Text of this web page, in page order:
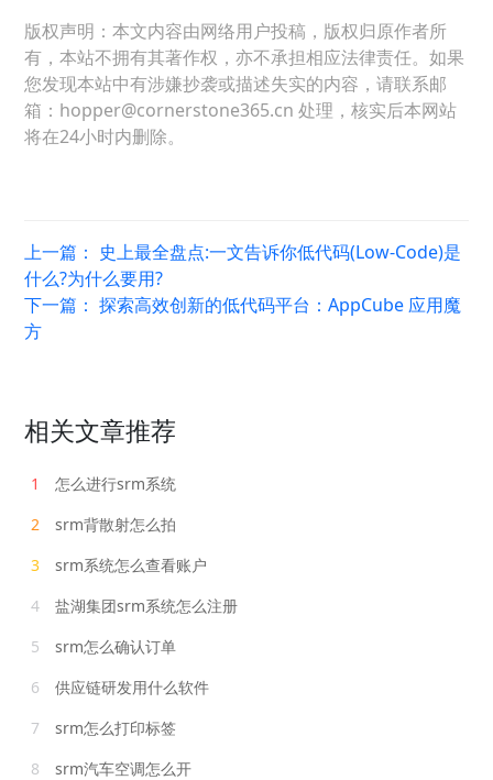
版权声明：本文内容由网络用户投稿，版权归原作者所
有，本站不拥有其著作权，亦不承担相应法律责任。如果
您发现本站中有涉嫌抄袭或描述失实的内容，请联系邮
箱：hopper@cornerstone365.cn 处理，核实后本网站
将在24小时内删除。
上一篇： 史上最全盘点:一文告诉你低代码(Low-Code)是
什么?为什么要用?
下一篇：探索高效创新的低代码平台：AppCube 应用魔
方
相关文章推荐
1
怎么进行srm系统
2
srm背散射怎么拍
3
srm系统怎么查看账户
4
盐湖集团srm系统怎么注册
5
srm怎么确认订单
6
供应链研发用什么软件
7
srm怎么打印标签
8
srm汽车空调怎么开